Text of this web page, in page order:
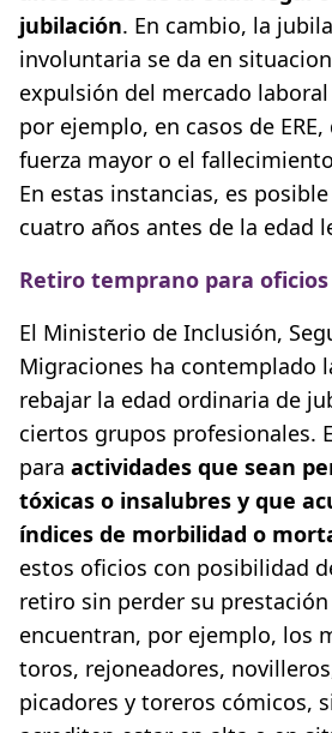
jubilación. En cambio, la
involuntaria se da en
expulsión del mercado
por ejemplo, en casos de
fuerza mayor o el
En estas instancias, es
cuatro años antes de la edad
Retiro temprano para oficios
El Ministerio de Inclusión,
Migraciones ha contemplado
rebajar la edad ordinaria de
ciertos grupos profesionales.
para actividades que sean
tóxicas o insalubres y que
índices de morbilidad o
estos oficios con posibilidad
retiro sin perder su
encuentran, por ejemplo, los
toros, rejoneadores,
picadores y toreros cómicos,